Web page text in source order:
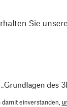
Sie
des
einverstanden,